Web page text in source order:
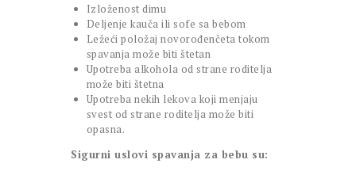
Izloženost dimu
Deljenje kauča ili sofe sa bebom
Ležeći položaj novorođenčeta tokom
spavanja može biti štetan
Upotreba alkohola od strane roditelja
može biti štetna
Upotreba nekih lekova koji menjaju
svest od strane roditelja može biti
opasna.
Sigurni uslovi spavanja za bebu su: